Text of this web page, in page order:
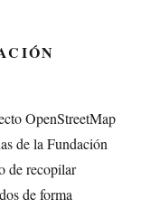
OpenStreetMap
de la Fundación
de recopilar
de forma